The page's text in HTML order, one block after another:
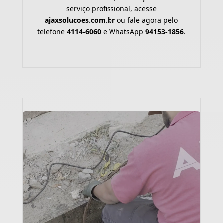
serviço profissional, acesse
ajaxsolucoes.com.br ou fale agora pelo
telefone 4114-6060e WhatsApp 94153-1856.